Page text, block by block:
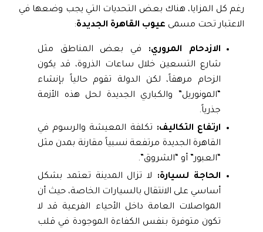
رغم كل المزايا، هناك بعض التحديات التي يجب وضعها في
الاعتبار تحت مسمىعيوب القاهرة الجديدة:
الازدحام المروري:في بعض المناطق مثل
شارع التسعين خلال ساعات الذروة، قد يكون
الزحام مرهقاً، لكن الدولة تقوم حالياً بإنشاء
“المونوريل” والكباري الجديدة لحل هذه الأزمة
جذرياً.
ارتفاع التكاليف:تكلفة المعيشة والرسوم في
القاهرة الجديدة مرتفعة نسبياً مقارنة بمدن مثل
“العبور” أو “الشروق”.
الحاجة لسيارة:لا تزال المدينة تعتمد بشكل
أساسي على الانتقال بالسيارات الخاصة، حيث أن
المواصلات العامة داخل الأحياء الفرعية قد لا
تكون متوفرة بنفس الكفاءة الموجودة في قلب